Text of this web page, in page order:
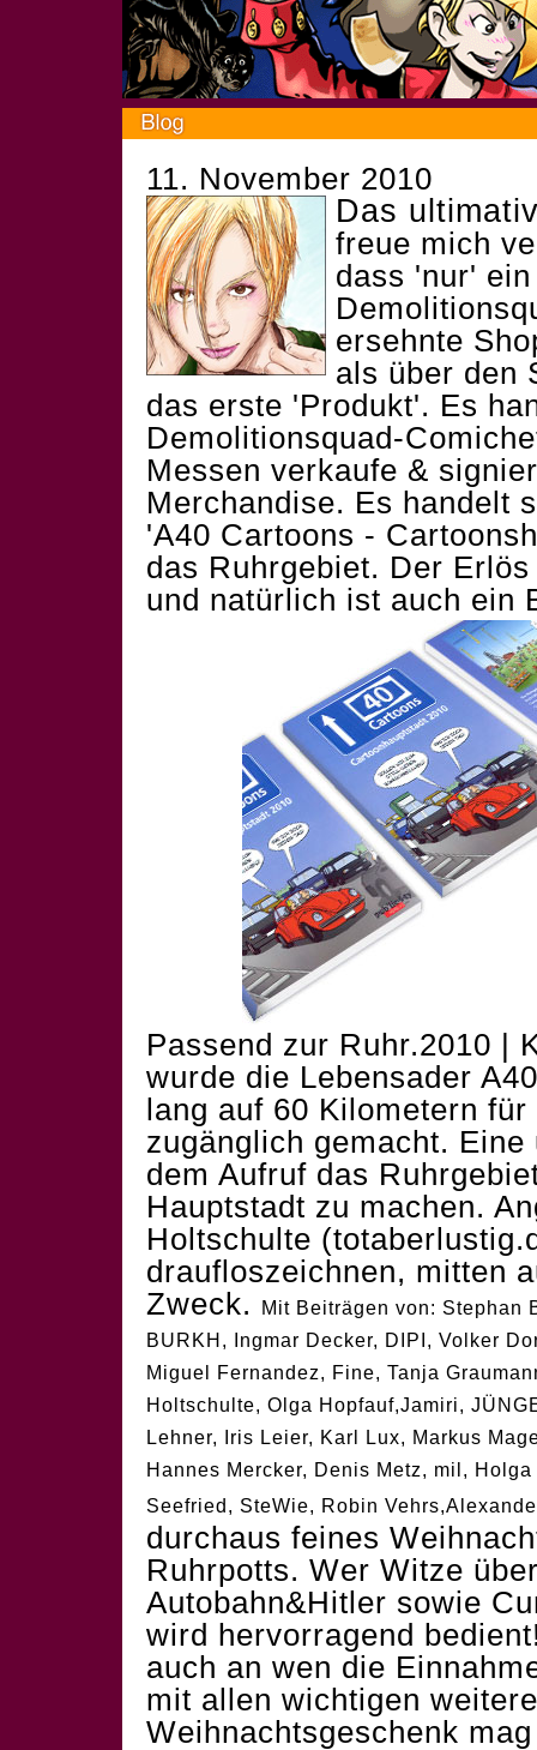
11. November 2010
Das
freue mich
dass 'nur'
ersehnte
als über den
das erste 'Produkt'. Es
Demolitionsquad-
Messen verkaufe &
Merchandise. Es handelt
'A40 Cartoons -
das Ruhrgebiet. Der
und natürlich ist auch ein
Passend zur Ruhr.2010 |
wurde die Lebensader
lang auf 60 Kilometern
zugänglich gemacht.
dem Aufruf das
Hauptstadt zu machen.
Holtschulte (
draufloszeichnen, mitten
Zweck.
Mit Beiträgen von: Stephan
BURKH, Ingmar Decker, DIPI, Volker
Miguel Fernandez, Fine, Tanja
Holtschulte, Olga Hopfauf,Jamiri,
Lehner, Iris Leier, Karl Lux, Markus
Hannes Mercker, Denis Metz, mil,
Seefried, SteWie, Robin
durchaus feines
Ruhrpotts. Wer Witze
Autobahn&Hitler sowie
wird hervorragend
auch an wen die
mit allen wichtigen
Weihnachtsgeschenk